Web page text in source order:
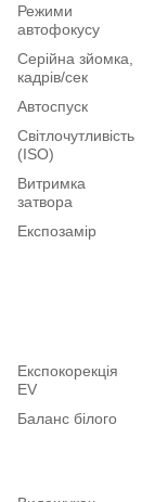
Режими
автофокусу
Серійна зйомка,
кадрів/сек
Автоспуск
Світлочутливість
(ISO)
Витримка
затвора
Експозамір
Експокорекція
EV
Баланс білого